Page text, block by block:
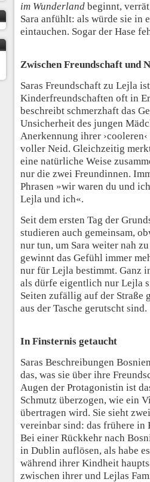
im Wunderland beginnt,
Sara anfühlt: als würde sie in
eintauchen. Sogar der Hase
Zwischen Freundschaft und
Saras Freundschaft zu Lejla
Kinderfreundschaften oft in
beschreibt schmerzhaft das
Unsicherheit des jungen
Anerkennung ihrer
voller Neid. Gleichzeitig
eine natürliche Weise
nur die zwei Freundinnen.
Phrasen »wir waren du und
Lejla und ich«.
Seit dem ersten Tag der
studieren auch gemeinsam,
nur tun, um Sara weiter nah
gewinnt das Gefühl immer
nur für Lejla bestimmt. Ganz
als dürfe eigentlich nur Lejla
Seiten zufällig auf der Straße
aus der Tasche gerutscht sind.
In Finsternis getaucht
Saras Beschreibungen
das, was sie über ihre
Augen der Protagonistin ist
Schmutz überzogen, wie ein
übertragen wird. Sie sieht
vereinbar sind: das frühere
Bei einer Rückkehr nach
in Dublin auflösen, als habe
während ihrer Kindheit
zwischen ihrer und Lejlas